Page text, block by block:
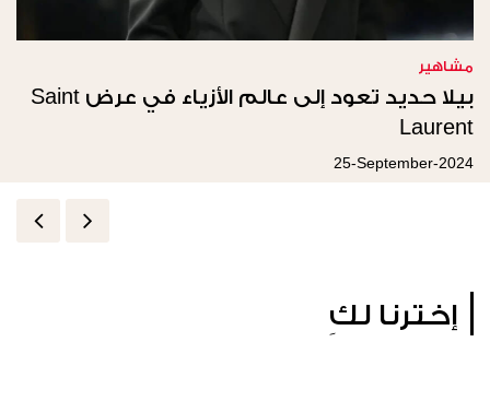
مشاهير
بيلا حديد تعود إلى عالم الأزياء في عرض Saint
Laurent
25-September-2024
إخترنا لكِ